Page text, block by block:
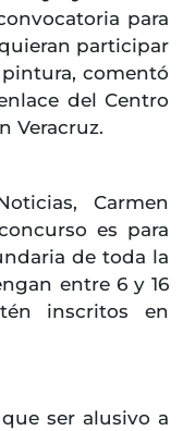
para
participar
comentó
del Centro
Veracruz.
Carmen
es para
de toda la
entre 6 y 16
inscritos en
ser alusivo a